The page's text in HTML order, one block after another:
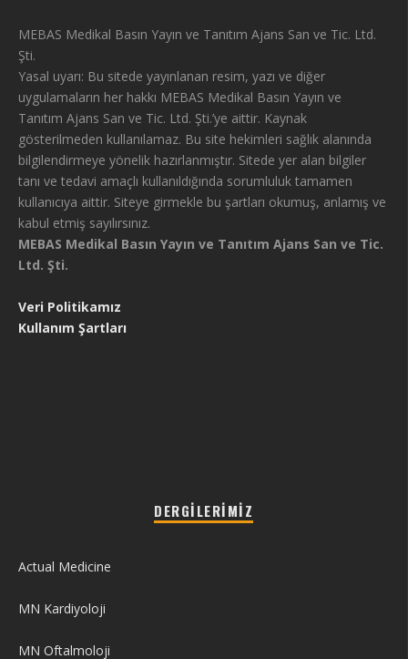
MEBAS Medikal Basın Yayın ve Tanıtım Ajans San ve Tic. Ltd.
Şti.
Yasal uyarı: Bu sitede yayınlanan resim, yazı ve diğer
uygulamaların her hakkı MEBAS Medikal Basın Yayın ve
Tanıtım Ajans San ve Tic. Ltd. Şti.’ye aittir. Kaynak
gösterilmeden kullanılamaz. Bu site hekimleri sağlık alanında
bilgilendirmeye yönelik hazırlanmıştır. Sitede yer alan bilgiler
tanı ve tedavi amaçlı kullanıldığında sorumluluk tamamen
kullanıcıya aittir. Siteye girmekle bu şartları okumuş, anlamış ve
kabul etmiş sayılırsınız.
MEBAS Medikal Basın Yayın ve Tanıtım Ajans San ve Tic.
Ltd. Şti.
Veri Politikamız
Kullanım Şartları
DERGILERIMIZ
Actual Medicine
MN Kardiyoloji
MN Oftalmoloji